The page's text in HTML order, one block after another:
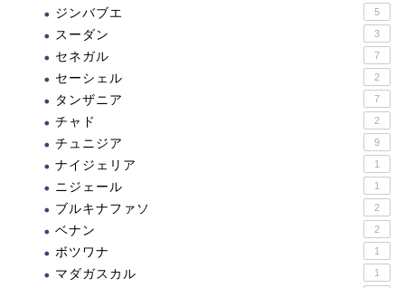
ジンバブエ 5
スーダン 3
セネガル 7
セーシェル 2
タンザニア 7
チャド 2
チュニジア 9
ナイジェリア 1
ニジェール 1
ブルキナファソ 2
ベナン 2
ボツワナ 1
マダガスカル 1